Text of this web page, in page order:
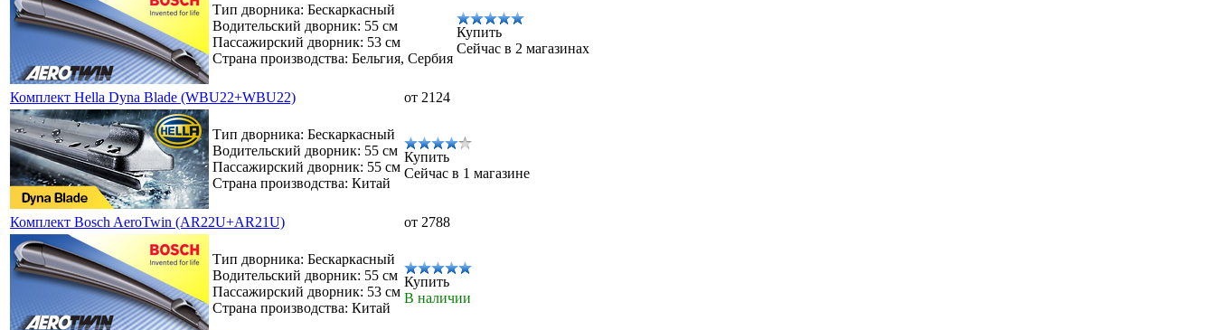
Тип дворника: Бескаркасный
Водительский дворник: 55 см
Пассажирский дворник: 53 см
Страна производства: Бельгия, Сербия
Купить
Сейчас в 2 магазинах
Комплект Hella Dyna Blade (WBU22+WBU22) от 2124
Тип дворника: Бескаркасный
Водительский дворник: 55 см
Пассажирский дворник: 55 см
Страна производства: Китай
Купить
Сейчас в 1 магазине
Комплект Bosch AeroTwin (AR22U+AR21U) от 2788
Тип дворника: Бескаркасный
Водительский дворник: 55 см
Пассажирский дворник: 53 см
Страна производства: Китай
Купить
В наличии